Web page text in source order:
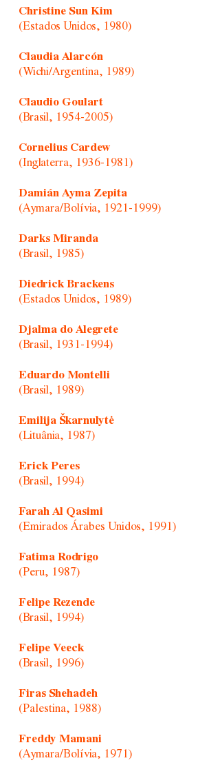
Christine Sun Kim
(Estados Unidos, 1980)
Claudia Alarcón
(Wichi/Argentina, 1989)
Claudio Goulart
(Brasil, 1954-2005)
Cornelius Cardew
(Inglaterra, 1936-1981)
Damián Ayma Zepita
(Aymara/Bolívia, 1921-1999)
Darks Miranda
(Brasil, 1985)
Diedrick Brackens
(Estados Unidos, 1989)
Djalma do Alegrete
(Brasil, 1931-1994)
Eduardo Montelli
(Brasil, 1989)
Emilija Škarnulytė
(Lituânia, 1987)
Erick Peres
(Brasil, 1994)
Farah Al Qasimi
(Emirados Árabes Unidos, 1991)
Fatima Rodrigo
(Peru, 1987)
Felipe Rezende
(Brasil, 1994)
Felipe Veeck
(Brasil, 1996)
Firas Shehadeh
(Palestina, 1988)
Freddy Mamani
(Aymara/Bolívia, 1971)